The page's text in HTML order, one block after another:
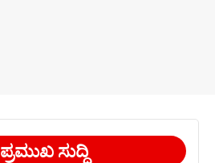
ಪ್ರಮುಖ ಸುದ್ದಿ